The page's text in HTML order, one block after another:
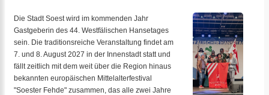
Die Stadt Soest wird im kommenden Jahr
Gastgeberin des 44. Westfälischen Hansetages
sein. Die traditionsreiche Veranstaltung findet am
7. und 8. August 2027 in der Innenstadt statt und
fällt zeitlich mit dem weit über die Region hinaus
bekannten europäischen Mittelalterfestival
"Soester Fehde" zusammen, das alle zwei Jahre